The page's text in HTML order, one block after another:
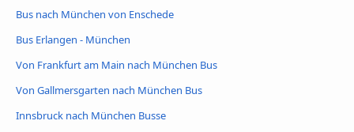
Bus nach München von Enschede
Bus Erlangen - München
Von Frankfurt am Main nach München Bus
Von Gallmersgarten nach München Bus
Innsbruck nach München Busse